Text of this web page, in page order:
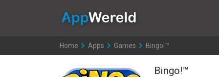
Home >
Apps >
Games >
Bingo!™
Bingo!™